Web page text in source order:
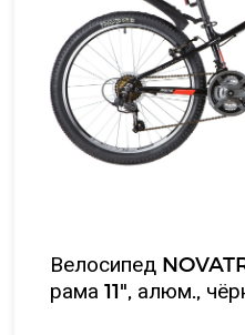
Велосипед
рама 11", алюм.,